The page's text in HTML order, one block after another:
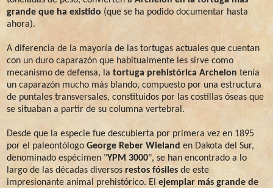
grande que ha existido (que se ha podido documentar hasta
ahora).
A diferencia de la mayoría de las tortugas actuales que cuentan
con un duro caparazón que habitualmente les sirve como
mecanismo de defensa, la tortuga prehistórica Archelon tenía
un caparazón mucho más blando, compuesto por una estructura
de puntales transversales, constituidos por las costillas óseas que
se situaban a partir de su columna vertebral.
Desde que la especie fue descubierta por primera vez en 1895
por el paleontólogo George Reber Wieland en Dakota del Sur,
denominado espécimen "YPM 3000", se han encontrado a lo
largo de las décadas diversos restos fósiles de este
impresionante animal prehistórico. El ejemplar más grande de